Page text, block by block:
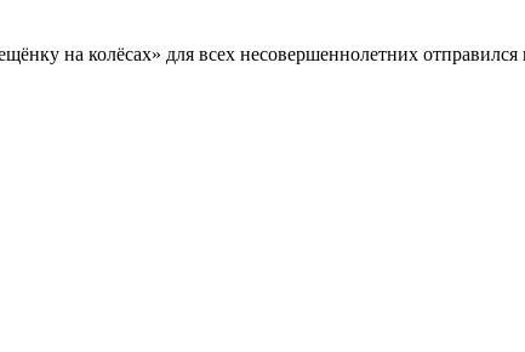
на колёсах» для всех несовершеннолетних